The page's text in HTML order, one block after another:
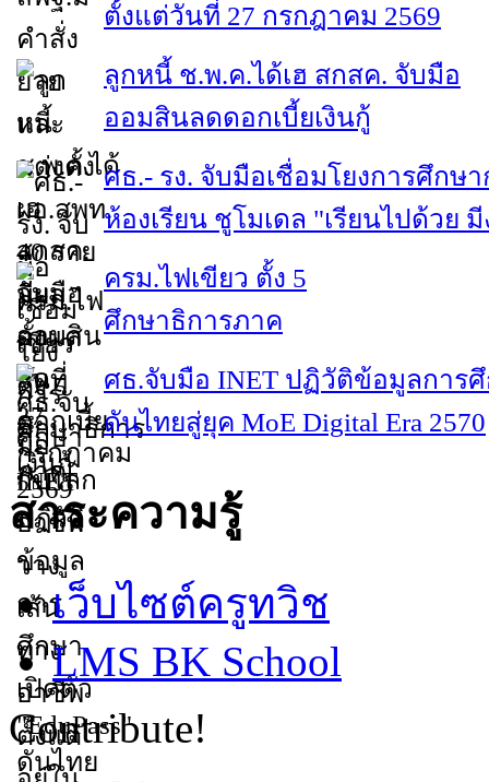
ตั้งแต่วันที่ 27 กรกฎาคม 2569
ลูกหนี้ ช.พ.ค.ได้เฮ สกสค. จับมือ
ออมสินลดดอกเบี้ยเงินกู้
ศธ.- รง. จับมือเชื่อมโยงการศึกษ
ห้องเรียน ชูโมเดล "เรียนไปด้วย
ครม.ไฟเขียว ตั้ง 5
ศึกษาธิการภาค
ศธ.จับมือ INET ปฏิวัติข้อมูลการศึ
ดันไทยสู่ยุค MoE Digital Era 2570
สาระความรู้
เว็บไซต์ครูทวิช
LMS BK School
Contribute!